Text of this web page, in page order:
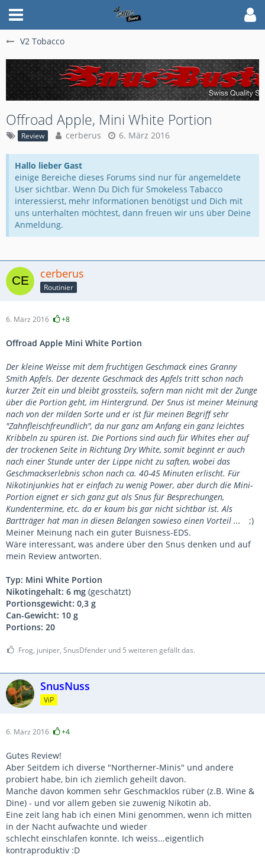
V2 Tobacco
Offroad Apple, Mini White Portion
Review cerberus 6. März 2016
Hallo lieber Gast
einige Bereiche dieses Forums sind nur für angemeldete
User sichtbar. Wenn Du Dich für Smokeless Tabacco
interessierst, mehr Informationen benötigst und Dich mit
uns unterhalten möchtest, dann freuen wir uns über Deine
Anmeldung.
cerberus
Routinier
6. März 2016 +8
Offroad Apple Mini White Portion
Der kleine Weisse mit dem fruchtigen Geschmack eines Granny
Smith Apfels. Der dezente Geschmack des Apfels tritt schon nach
kurzer Zeit ein und bleibt grossteils, sofern man nicht mit der Zunge
über die Portion geht, im Hintergrund. Der Snus ist meiner Meinung
nach von der milden Sorte und er ist für meinen Begriff sehr
"Zahnfleischfreundlich", da nur ganz am Anfang ein ganz leichtes
Kribbeln zu spüren ist. Die Portions sind auch für Whites eher auf
der trockenen Seite in Richtung Dry White, somit beginnt er auch
nach einer Stunde unter der Lippe nicht zu saften, wobei das
Geschmackserlebnis schon nach ca. 40-45 Minuten erlischt. Für
Nikotinjunkies hat er einfach zu wenig Power, aber durch die Mini-
Portion eignet er sich ganz gut als Snus für Besprechungen,
Kundentermine, etc. da er kaum bis gar nicht sichtbar ist. Als
Bartträger hat man in diesen Belangen sowieso einen Vorteil ...
;)
Meiner Meinung nach ein guter Buisness-EDS.
Wäre interessant, was andere über den Snus denken und auf
mein Review antworten.
Typ: Mini White Portion
Nikotingehalt: 6 mg (geschätzt)
Portionsgewicht: 0,3 g
Can-Gewicht: 10 g
Portions: 20
Frog, juniper, SnusDfender und 5 weiteren gefällt das.
SnusNuss
ViP
6. März 2016 +4
Gutes Review!
Aber Seitdem ich diverse "Northerner-Minis" und andere
probiert habe, bin ich ziemlich geheilt davon.
Manche davon kommen sehr Geschmacklos rüber (z.B. Wine &
Dine) - und vor allem geben sie zuwenig Nikotin ab.
Eine zeit lang hab ich einen Mini genommen, wenn ich mitten
in der Nacht aufwachte und wieder
schlecht einschlafen konnte. Ich weiss...eigentlich
kontraproduktiv :D